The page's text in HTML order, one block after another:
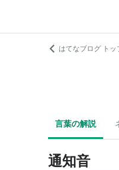
はてなブログ トッ
言葉の解説
通知音